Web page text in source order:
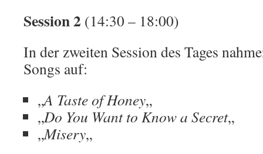
Session 2 (14:30 – 18:00)
In der zweiten Session des Tages
Songs auf:
„A Taste of Honey„
„Do You Want to Know a Secret„
„Misery„